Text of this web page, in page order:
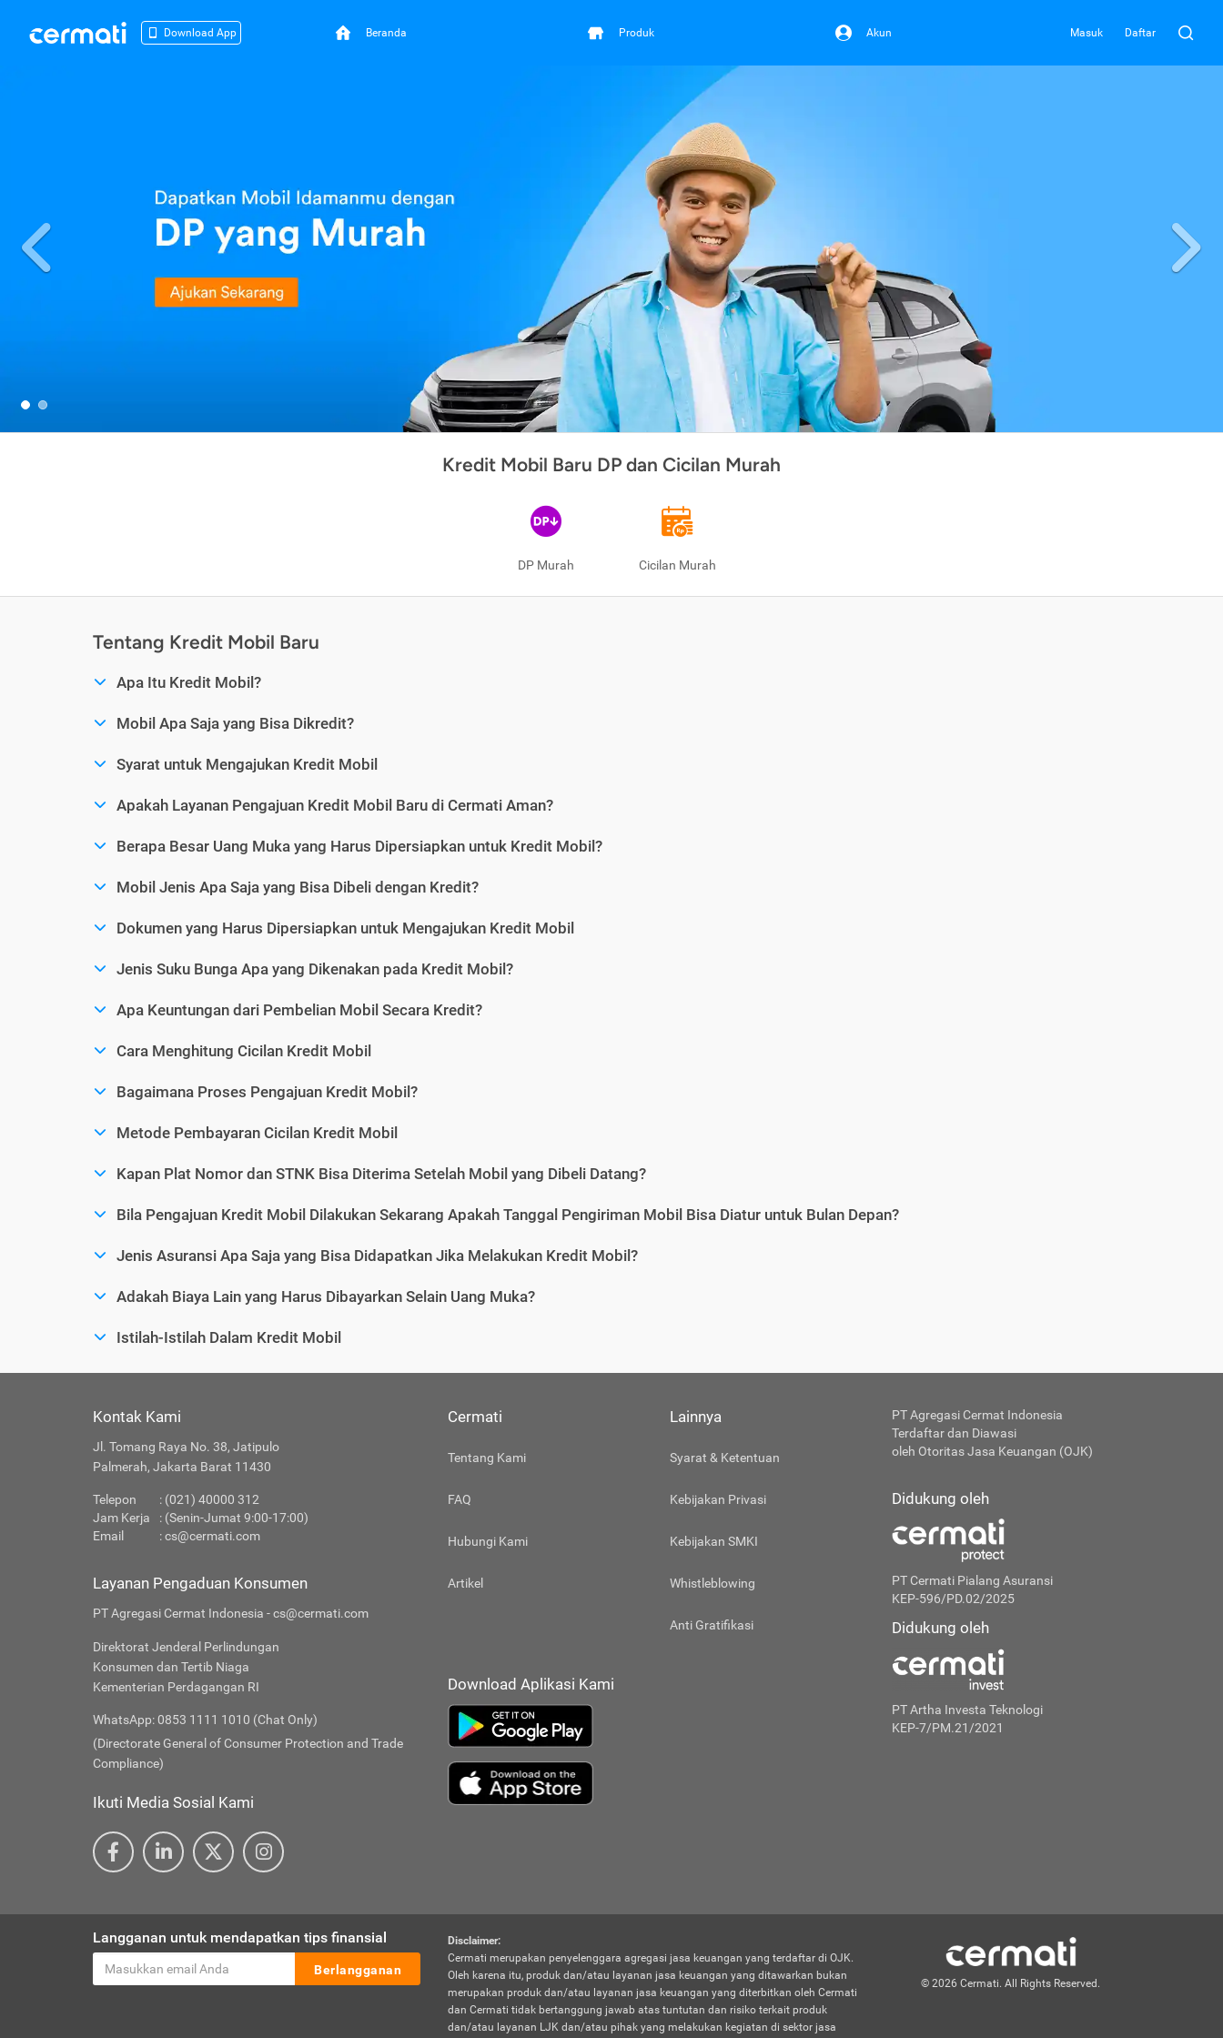
Download App Beranda Produk Akun Masuk Daftar
Previous
Kredit Mobil Baru DP dan Cicilan Murah
DP Murah Cicilan Murah
Tentang Kredit Mobil Baru
Apa Itu Kredit Mobil?
Mobil Apa Saja yang Bisa Dikredit?
Syarat untuk Mengajukan Kredit Mobil
Apakah Layanan Pengajuan Kredit Mobil Baru di Cermati Aman?
Berapa Besar Uang Muka yang Harus Dipersiapkan untuk Kredit Mobil?
Mobil Jenis Apa Saja yang Bisa Dibeli dengan Kredit?
Dokumen yang Harus Dipersiapkan untuk Mengajukan Kredit Mobil
Jenis Suku Bunga Apa yang Dikenakan pada Kredit Mobil?
Apa Keuntungan dari Pembelian Mobil Secara Kredit?
Cara Menghitung Cicilan Kredit Mobil
Bagaimana Proses Pengajuan Kredit Mobil?
Metode Pembayaran Cicilan Kredit Mobil
Kapan Plat Nomor dan STNK Bisa Diterima Setelah Mobil yang Dibeli Datang?
Bila Pengajuan Kredit Mobil Dilakukan Sekarang Apakah Tanggal Pengiriman Mobil Bisa Diatur untuk Bulan Depan?
Jenis Asuransi Apa Saja yang Bisa Didapatkan Jika Melakukan Kredit Mobil?
Adakah Biaya Lain yang Harus Dibayarkan Selain Uang Muka?
Istilah-Istilah Dalam Kredit Mobil
Kontak Kami
Jl. Tomang Raya No. 38, Jatipulo
Palmerah, Jakarta Barat 11430
Telepon
: (021) 40000 312
Jam Kerja
: (Senin-Jumat 9:00-17:00)
Email
:cs@cermati.com
Layanan Pengaduan Konsumen
PT Agregasi Cermat Indonesia - cs@cermati.com
Direktorat Jenderal Perlindungan
Konsumen dan Tertib Niaga
Kementerian Perdagangan RI
WhatsApp: 0853 1111 1010 (Chat Only)
(Directorate General of Consumer Protection and Trade
Compliance)
Ikuti Media Sosial Kami
Cermati
Tentang Kami
FAQ
Hubungi Kami
Artikel
Lainnya
Syarat & Ketentuan
Kebijakan Privasi
Kebijakan SMKI
Whistleblowing
Anti Gratifikasi
Download Aplikasi Kami
PT Agregasi Cermat Indonesia
Terdaftar dan Diawasi
oleh Otoritas Jasa Keuangan (OJK)
Didukung oleh
PT Cermati Pialang Asuransi
KEP-596/PD.02/2025
Didukung oleh
PT Artha Investa Teknologi
KEP-7/PM.21/2021
Langganan untuk mendapatkan tips finansial
Berlangganan
Disclaimer:
Cermati merupakan penyelenggara agregasi jasa keuangan yang terdaftar di OJK.
Oleh karena itu, produk dan/atau layanan jasa keuangan yang ditawarkan bukan
merupakan produk dan/atau layanan jasa keuangan yang diterbitkan oleh Cermati
dan Cermati tidak bertanggung jawab atas tuntutan dan risiko terkait produk
dan/atau layanan LJK dan/atau pihak yang melakukan kegiatan di sektor jasa
© 2026 Cermati. All Rights Reserved.